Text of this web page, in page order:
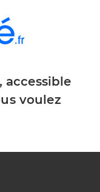
accessible
voulez